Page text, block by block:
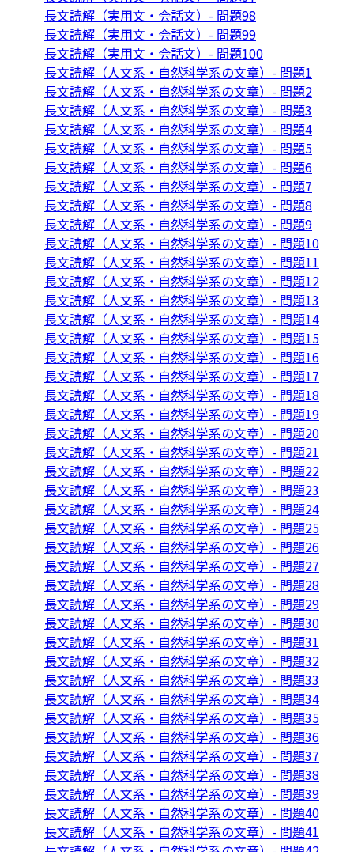
長文読解（実用文・会話文）- 問題98
長文読解（実用文・会話文）- 問題99
長文読解（実用文・会話文）- 問題100
長文読解（人文系・自然科学系の文章）- 問題1
長文読解（人文系・自然科学系の文章）- 問題2
長文読解（人文系・自然科学系の文章）- 問題3
長文読解（人文系・自然科学系の文章）- 問題4
長文読解（人文系・自然科学系の文章）- 問題5
長文読解（人文系・自然科学系の文章）- 問題6
長文読解（人文系・自然科学系の文章）- 問題7
長文読解（人文系・自然科学系の文章）- 問題8
長文読解（人文系・自然科学系の文章）- 問題9
長文読解（人文系・自然科学系の文章）- 問題10
長文読解（人文系・自然科学系の文章）- 問題11
長文読解（人文系・自然科学系の文章）- 問題12
長文読解（人文系・自然科学系の文章）- 問題13
長文読解（人文系・自然科学系の文章）- 問題14
長文読解（人文系・自然科学系の文章）- 問題15
長文読解（人文系・自然科学系の文章）- 問題16
長文読解（人文系・自然科学系の文章）- 問題17
長文読解（人文系・自然科学系の文章）- 問題18
長文読解（人文系・自然科学系の文章）- 問題19
長文読解（人文系・自然科学系の文章）- 問題20
長文読解（人文系・自然科学系の文章）- 問題21
長文読解（人文系・自然科学系の文章）- 問題22
長文読解（人文系・自然科学系の文章）- 問題23
長文読解（人文系・自然科学系の文章）- 問題24
長文読解（人文系・自然科学系の文章）- 問題25
長文読解（人文系・自然科学系の文章）- 問題26
長文読解（人文系・自然科学系の文章）- 問題27
長文読解（人文系・自然科学系の文章）- 問題28
長文読解（人文系・自然科学系の文章）- 問題29
長文読解（人文系・自然科学系の文章）- 問題30
長文読解（人文系・自然科学系の文章）- 問題31
長文読解（人文系・自然科学系の文章）- 問題32
長文読解（人文系・自然科学系の文章）- 問題33
長文読解（人文系・自然科学系の文章）- 問題34
長文読解（人文系・自然科学系の文章）- 問題35
長文読解（人文系・自然科学系の文章）- 問題36
長文読解（人文系・自然科学系の文章）- 問題37
長文読解（人文系・自然科学系の文章）- 問題38
長文読解（人文系・自然科学系の文章）- 問題39
長文読解（人文系・自然科学系の文章）- 問題40
長文読解（人文系・自然科学系の文章）- 問題41